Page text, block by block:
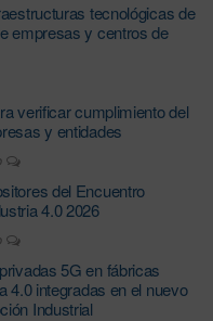
tecnológicas de
empresas y centros de
verificar cumplimiento del
y entidades
del Encuentro
4.0 2026
5G en fábricas
4.0 integradas en el nuevo
Industrial